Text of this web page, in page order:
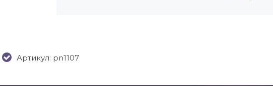
Артикул: pn1107